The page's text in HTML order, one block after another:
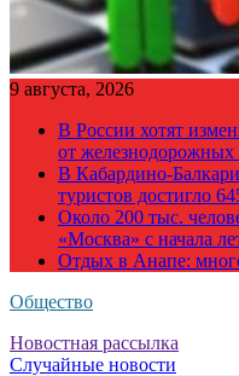
9 августа, 2026
В России хотят
от железнодорожных
В Кабардино-
туристов достигло
Около 200 тыс.
«Москва» с начала
Отдых в Анапе:
Общество
Новостная рассылка
Случайные новости